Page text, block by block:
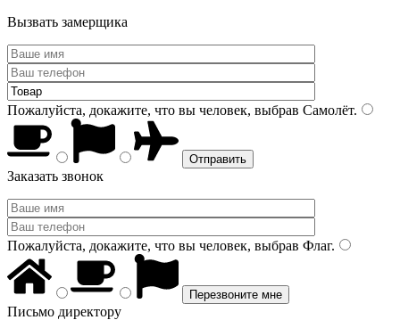
Вызвать замерщика
Пожалуйста, докажите, что вы человек, выбрав Самолёт.
Заказать звонок
Пожалуйста, докажите, что вы человек, выбрав Флаг.
Письмо директору